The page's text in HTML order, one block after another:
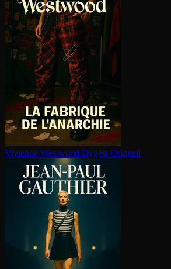
Vivienne Westwood Dygest Original